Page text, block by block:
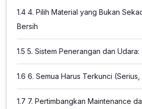
1.4 4. Pilih Material yang Bukan
Bersih
1.5 5. Sistem Penerangan dan
1.6 6. Semua Harus Terkunci (Serius,
1.7 7. Pertimbangkan Maintenance